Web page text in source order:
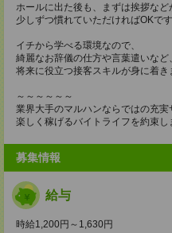
ホールに出た後も、まずは挨拶など
少しずつ慣れていただければOKです
イチから学べる環境なので、
綺麗なお辞儀の仕方や言葉遣いなど、
将来に役立つ接客スキルが身に着き
～～～～～～
業界大手のマルハンならではの充実
楽しく稼げるバイトライフを約束
募集情報
給与
時給1,200円～1,630円